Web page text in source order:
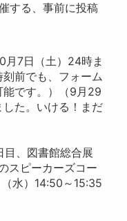
する、事前に投稿
月7日（土）24時ま
前でも、フォーム
能です。）（9月29
た。いける！まだ
、図書館総合展
スピーカーズコー
水）14:50～15:35